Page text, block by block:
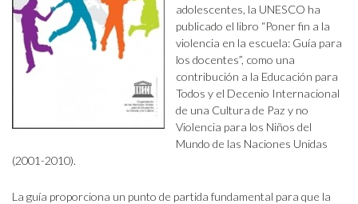
adolescentes, la UNESCO ha
publicado el libro “Poner fin a la
violencia en la escuela: Guía para
los docentes”, como una
contribución a la Educación para
Todos y el Decenio Internacional
de una Cultura de Paz y no
Violencia para los Niños del
Mundo de las Naciones Unidas
(2001-2010).
La guía proporciona un punto de partida fundamental para que la